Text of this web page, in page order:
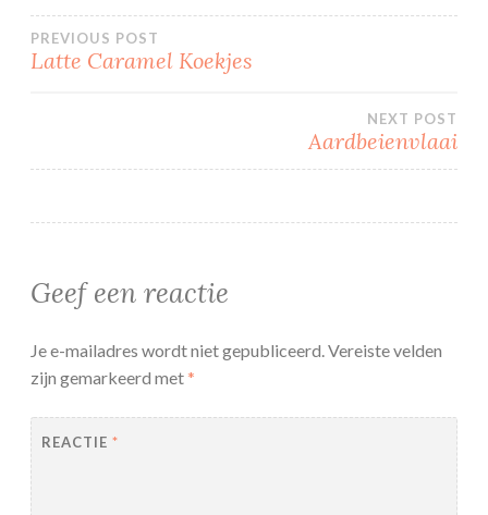
Bericht
PREVIOUS POST
Latte Caramel Koekjes
NEXT POST
Aardbeienvlaai
Geef een reactie
Je e-mailadres wordt niet gepubliceerd.Vereiste velden
zijn gemarkeerd met*
REACTIE *